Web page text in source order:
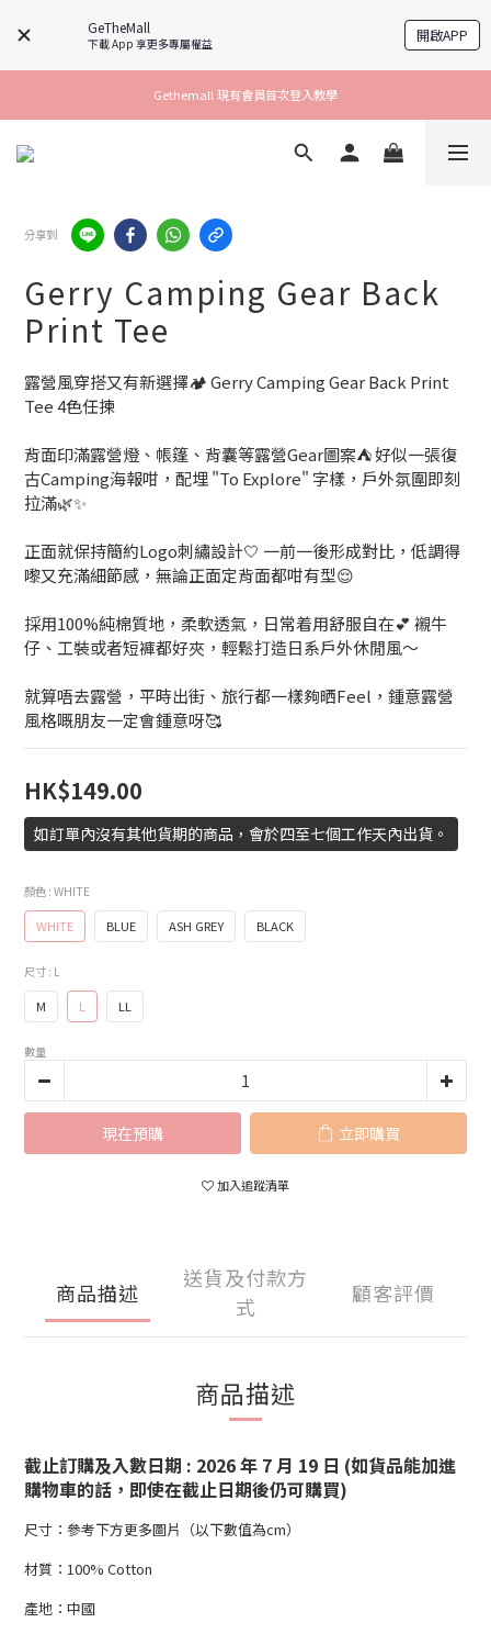
GeTheMall
下載 App 享更多專屬權益 開啟APP
Gethemall 現有會員首次登入教學
分享到
Gerry Camping Gear Back
Print Tee
露營風穿搭又有新選擇🏕️ Gerry Camping Gear Back Print
Tee 4色任揀
背面印滿露營燈、帳篷、背囊等露營Gear圖案⛺ 好似一張復
古Camping海報咁，配埋 "To Explore" 字樣，戶外氛圍即刻
拉滿🌿✨
正面就保持簡約Logo刺繡設計🤍 一前一後形成對比，低調得
嚟又充滿細節感，無論正面定背面都咁有型😌
採用100%純棉質地，柔軟透氣，日常着用舒服自在💕 襯牛
仔、工裝或者短褲都好夾，輕鬆打造日系戶外休閒風～
就算唔去露營，平時出街、旅行都一樣夠晒Feel，鍾意露營
風格嘅朋友一定會鍾意呀🥰
HK$149.00
如訂單內沒有其他貨期的商品，會於四至七個工作天內出貨。
顏色 : WHITE
WHITE BLUE ASH GREY BLACK
尺寸 : L
M L LL
數量
現在預購 立即購買
加入追蹤清單
商品描述
送貨及付款方
式
顧客評價
商品描述
截止訂購及入數日期 : 2026 年 7 月 19 日 (如貨品能加進
購物車的話，即使在截止日期後仍可購買)
尺寸：參考下方更多圖片（以下數值為cm）
材質：100% Cotton
產地：中國